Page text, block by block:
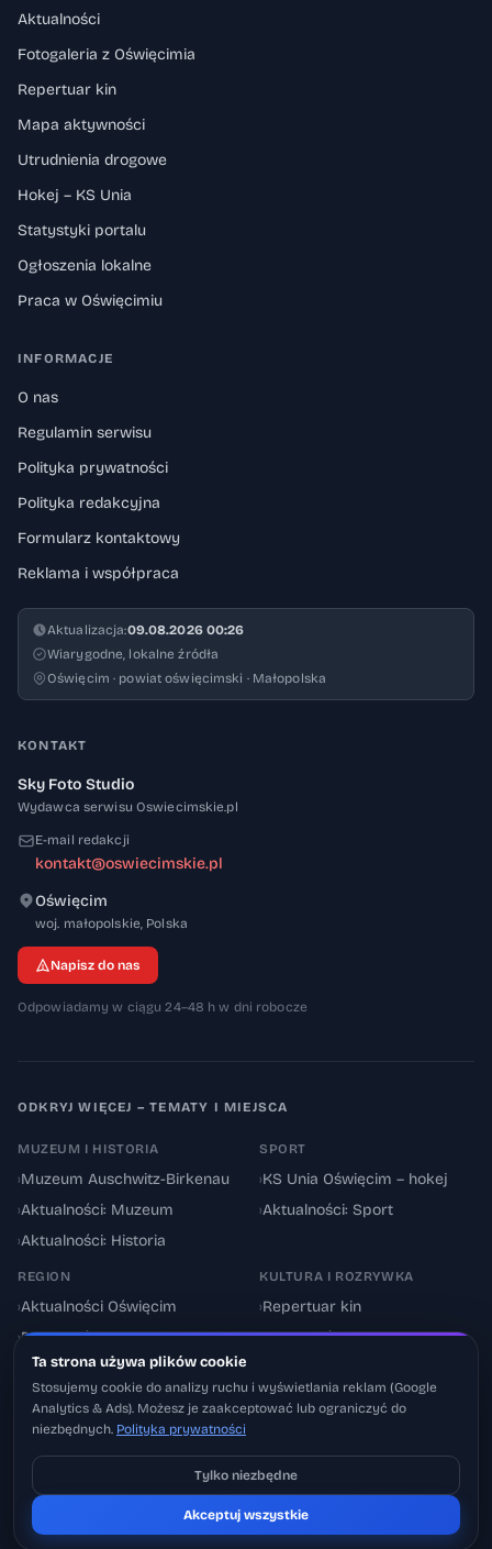
Aktualności
Fotogaleria z Oświęcimia
Repertuar kin
Mapa aktywności
Utrudnienia drogowe
Hokej – KS Unia
Statystyki portalu
Ogłoszenia lokalne
Praca w Oświęcimiu
INFORMACJE
O nas
Regulamin serwisu
Polityka prywatności
Polityka redakcyjna
Formularz kontaktowy
Reklama i współpraca
Aktualizacja:09.08.2026 00:26
Wiarygodne, lokalne źródła
Oświęcim · powiat oświęcimski · Małopolska
KONTAKT
Sky Foto Studio
Wydawca serwisu Oswiecimskie.pl
E-mail redakcji
kontakt@oswiecimskie.pl
Oświęcim
woj. małopolskie, 32-600
Polska
Napisz do nas
Odpowiadamy w ciągu 24–48 h w dni robocze
ODKRYJ WIĘCEJ – TEMATY I MIEJSCA
MUZEUM I HISTORIA
›Muzeum Auschwitz-Birkenau
›Aktualności: Muzeum
›Aktualności: Historia
SPORT
›KS Unia Oświęcim – hokej
›Aktualności: Sport
REGION
›Aktualności Oświęcim
›Powiat oświęcimski
Utrudnienia drogowe
KULTURA I ROZRYWKA
›Repertuar kin
›Aktualności: Kultura
© 2026 Oswiecimskie.pl – Portal informacyjny Oświęcimia i powiatu
oświęcimskiego.
Ta strona używa plików cookie
Stosujemy cookie do analizy ruchu i wyświetlania reklam (Google
Analytics & Ads). Możesz je zaakceptować lub ograniczyć do
niezbędnych. Polityka prywatności
Tylko niezbędne
Akceptuj wszystkie
Pobierz na iOS